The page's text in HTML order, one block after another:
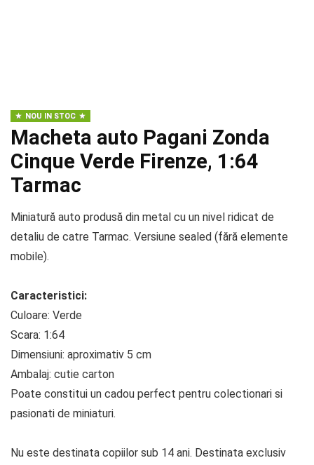
NOU IN STOC
Macheta auto Pagani Zonda
Cinque Verde Firenze, 1:64
Tarmac
Miniatură auto produsă din metal cu un nivel ridicat de
detaliu de catre Tarmac. Versiune sealed (fără elemente
mobile).
Caracteristici:
Culoare: Verde
Scara: 1:64
Dimensiuni: aproximativ 5 cm
Ambalaj: cutie carton
Poate constitui un cadou perfect pentru colectionari si
pasionati de miniaturi.
Nu este destinata copiilor sub 14 ani. Destinata exclusiv